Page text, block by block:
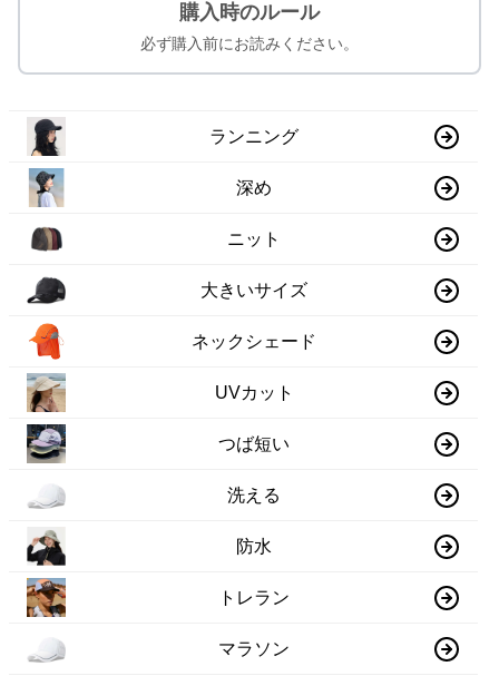
購入時のルール
必ず購入前にお読みください。
ランニング
深め
ニット
大きいサイズ
ネックシェード
UVカット
つば短い
洗える
防水
トレラン
マラソン